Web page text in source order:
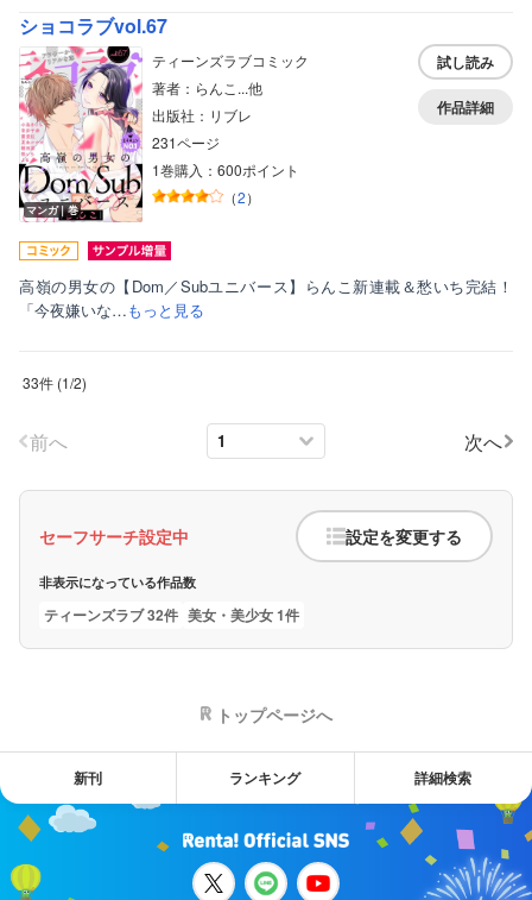
ショコラブvol.67
マンガ｜巻
ティーンズラブコミック
著者：らんこ...他
出版社：リブレ
231ページ
1巻購入：600ポイント
（2）
試し読み
作品詳細
高嶺の男女の【Dom／Subユニバース】らんこ新連載＆愁いち完結！
「今夜嫌いな…もっと見る
33件 (1/2)
前へ 次へ
セーフサーチ設定中 設定を変更する
非表示になっている作品数
ティーンズラブ 32件 美女・美少女 1件
トップページへ
新刊 ランキング 詳細検索